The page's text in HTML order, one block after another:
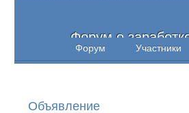
Форум о
Форум Участники
Объявление